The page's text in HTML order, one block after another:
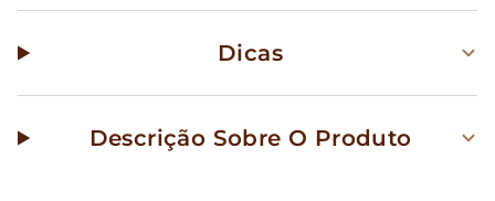
Dicas
Descrição Sobre O Produto